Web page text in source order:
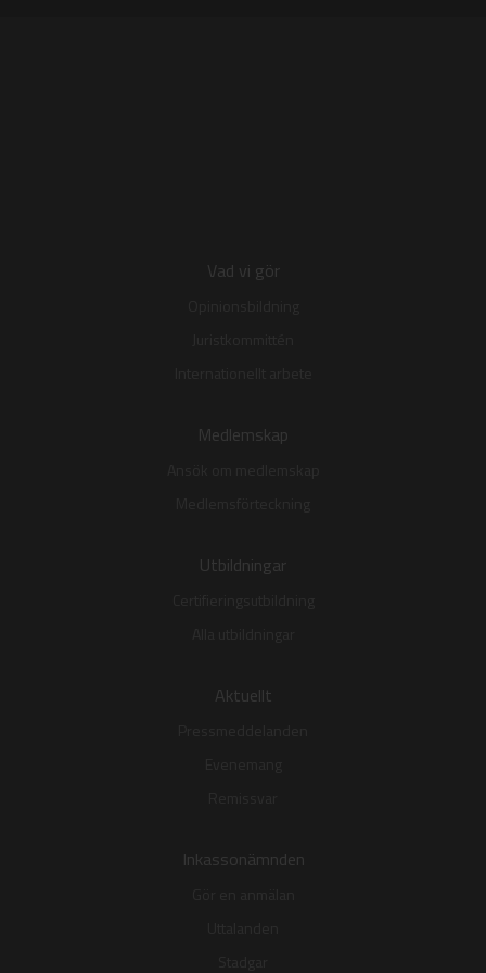
Vad vi gör
Medlemskap
Utbildningar
Aktuellt
Inkassonämnden